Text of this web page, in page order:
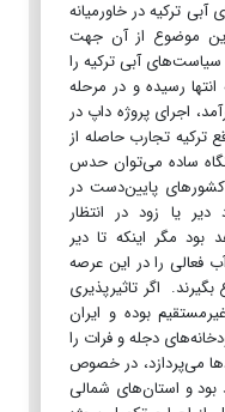
ترکیه در خاورمیانه
این موضوع از آن جهت
آبی ترکیه را
رسیده و در مرحله
اجرای پروژه داپ در
ترکیه تجارب حاصله از
ساده می‌توان حدس
پایین‌دست در
یا زود در انتظار
مگر اینکه تا دیر
فعالی را در این عرصه
اگر تاثیرپذیری
بوده و ایران
دجله و فرات را
می‌پردازد، در خصوص
بود و استان‌های شمالی